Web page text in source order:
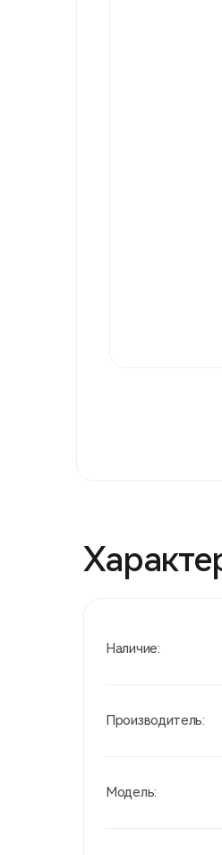
Наличие:
Производитель:
Модель: